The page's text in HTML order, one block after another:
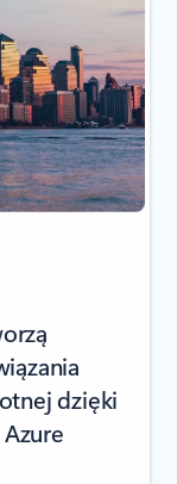
dzięki